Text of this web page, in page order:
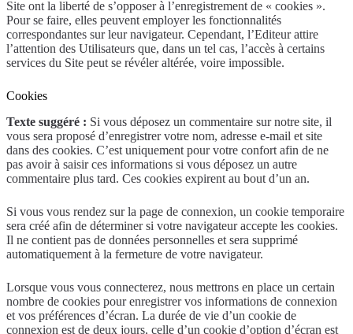
Site ont la liberté de s’opposer à l’enregistrement de « cookies ».
Pour se faire, elles peuvent employer les fonctionnalités
correspondantes sur leur navigateur. Cependant, l’Editeur attire
l’attention des Utilisateurs que, dans un tel cas, l’accès à certains
services du Site peut se révéler altérée, voire impossible.
Cookies
Texte suggéré : Si vous déposez un commentaire sur notre site, il
vous sera proposé d’enregistrer votre nom, adresse e-mail et site
dans des cookies. C’est uniquement pour votre confort afin de ne
pas avoir à saisir ces informations si vous déposez un autre
commentaire plus tard. Ces cookies expirent au bout d’un an.
Si vous vous rendez sur la page de connexion, un cookie temporaire
sera créé afin de déterminer si votre navigateur accepte les cookies.
Il ne contient pas de données personnelles et sera supprimé
automatiquement à la fermeture de votre navigateur.
Lorsque vous vous connecterez, nous mettrons en place un certain
nombre de cookies pour enregistrer vos informations de connexion
et vos préférences d’écran. La durée de vie d’un cookie de
connexion est de deux jours, celle d’un cookie d’option d’écran est